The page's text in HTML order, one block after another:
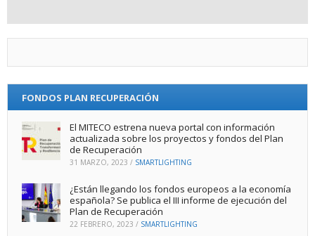
FONDOS PLAN RECUPERACIÓN
El MITECO estrena nueva portal con información
actualizada sobre los proyectos y fondos del Plan
de Recuperación
31 MARZO, 2023 / SMARTLIGHTING
¿Están llegando los fondos europeos a la economía
española? Se publica el III informe de ejecución del
Plan de Recuperación
22 FEBRERO, 2023 / SMARTLIGHTING